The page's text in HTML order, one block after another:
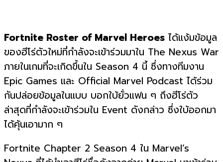
Fortnite Roster of Marvel Heroes ได้แง้มข้อมูล
ของฮีโร่ตัวใหม่ที่กำลังจะเข้าร่วมมาใน The Nexus War
ภายในเกมที่จะเกิดขึ้นใน Season 4 นี้ ซึ่งทางทีมงาน
Epic Games และ Official Marvel Podcast ได้ร่วม
กันปล่อยข้อมูลในแบบ บอกใบ้ยั่วแฟน ๆ ถึงฮีโร่ตัว
ล่าสุดที่กำลังจะเข้าร่วมใน Event ดังกล่าว ซึ่งใบ้ออกมา
ได้คุ้นเอามาก ๆ
Fortnite Chapter 2 Season 4 ใน Marvel’s